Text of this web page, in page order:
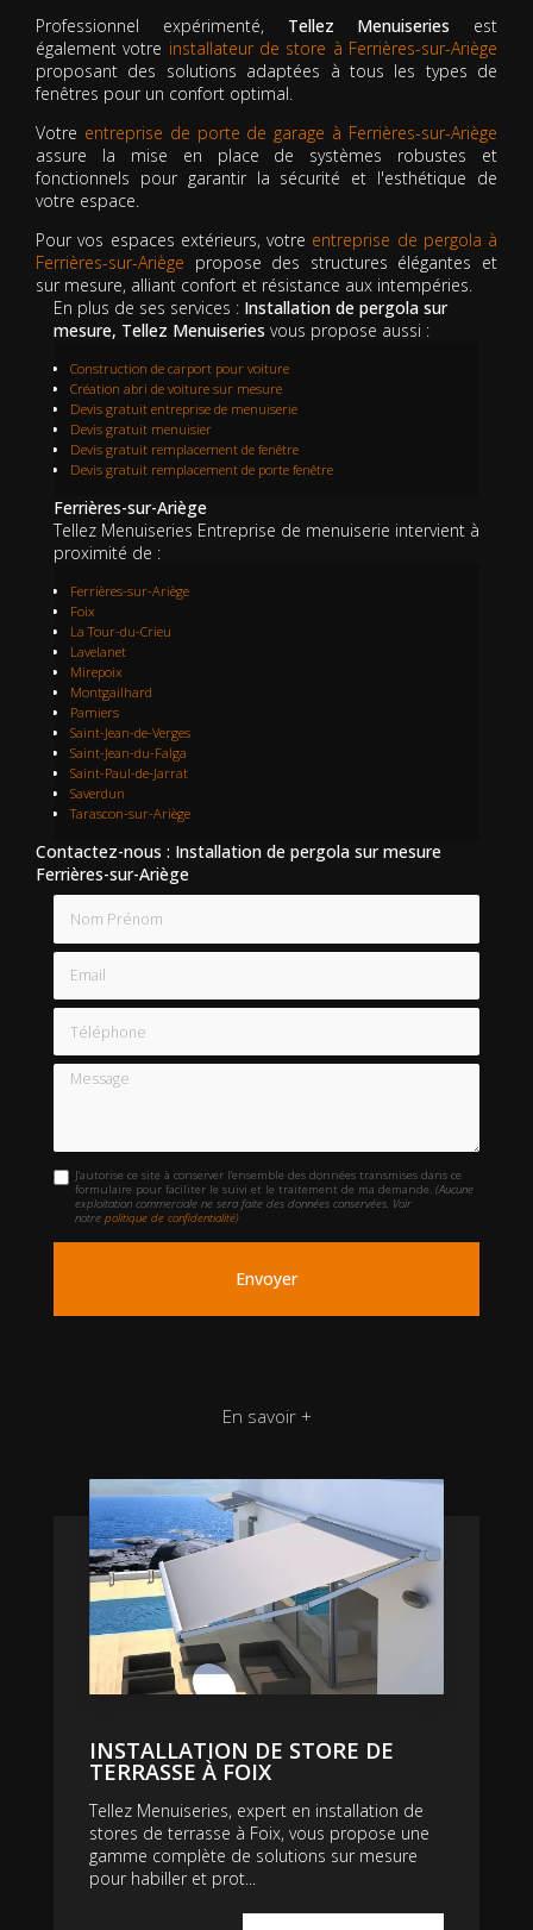
Professionnel expérimenté, Tellez Menuiseries est
également votre installateur de store à Ferrières-sur-Ariège
proposant des solutions adaptées à tous les types de
fenêtres pour un confort optimal.
Votre entreprise de porte de garage à Ferrières-sur-Ariège
assure la mise en place de systèmes robustes et
fonctionnels pour garantir la sécurité et l'esthétique de
votre espace.
Pour vos espaces extérieurs, votre entreprise de pergola à
Ferrières-sur-Ariège propose des structures élégantes et
sur mesure, alliant confort et résistance aux intempéries.
En plus de ses services : Installation de pergola sur
mesure, Tellez Menuiseries vous propose aussi :
Construction de carport pour voiture
Création abri de voiture sur mesure
Devis gratuit entreprise de menuiserie
Devis gratuit menuisier
Devis gratuit remplacement de fenêtre
Devis gratuit remplacement de porte fenêtre
Ferrières-sur-Ariège
Tellez Menuiseries Entreprise de menuiserie intervient à
proximité de :
Ferrières-sur-Ariège
Foix
La Tour-du-Crieu
Lavelanet
Mirepoix
Montgailhard
Pamiers
Saint-Jean-de-Verges
Saint-Jean-du-Falga
Saint-Paul-de-Jarrat
Saverdun
Tarascon-sur-Ariège
Contactez-nous : Installation de pergola sur mesure
Ferrières-sur-Ariège
Email
Téléphone
Message
J'autorise ce site à conserver l'ensemble des données transmises dans ce
formulaire pour faciliter le suivi et le traitement de ma demande.(Aucune
exploitation commerciale ne sera faite des données conservées. Voir
notrepolitique de confidentialité)
En savoir +
INSTALLATION DE STORE DE
TERRASSE À FOIX
Tellez Menuiseries, expert en installation de
stores de terrasse à Foix, vous propose une
gamme complète de solutions sur mesure
pour habiller et prot...